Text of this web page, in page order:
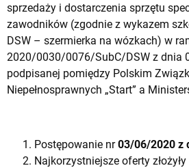
sprzedaży i dostarczenia sprzętu
zawodników (zgodnie z wykazem
DSW – szermierka na wózkach) w
2020/0030/0076/SubC/DSW z dnia
podpisanej pomiędzy Polskim
Niepełnosprawnych „Start” a
Postępowanie nr03/06/2020 z
Najkorzystniejsze oferty